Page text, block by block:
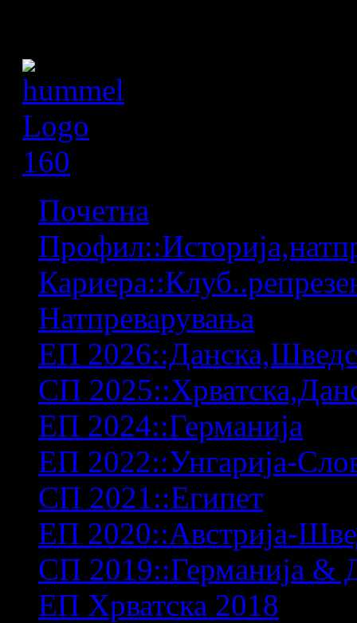
Почетна
Натпреварувања
ЕП
СП
ЕП 2024::Германија
ЕП 2022::Унгарија-
СП 2021::Египет
ЕП 2020::Австрија-
СП 2019::Германија &
ЕП Хрватска 2018